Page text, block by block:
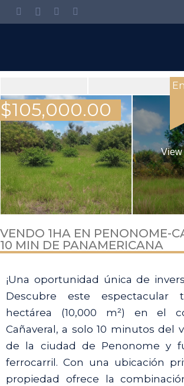
$105,000.00
View
VENDO 1HA EN PENONOME-
10 MIN DE PANAMERICANA
¡Una oportunidad única de
Descubre este espectacular
hectárea (10,000 m²) en el
Cañaveral, a solo 10 minutos del
de la ciudad de Penonome y
ferrocarril. Con una ubicación
propiedad ofrece la